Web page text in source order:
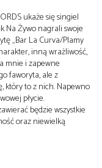
ukaże się singiel
Na Żywo nagrali swoje
„Bar La Curva/Plamy
inną wrażliwość,
mnie i zapewne
faworyta, ale z
który to z nich. Napewno
płycie.
będzie wszystkie
oraz niewielką